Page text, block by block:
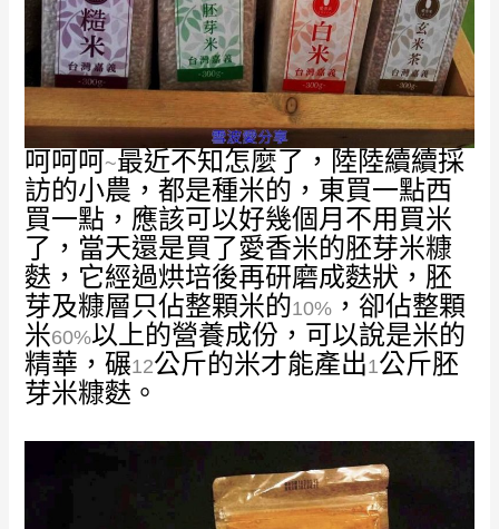
呵呵呵~最近不知怎麼了，陸陸續續採
訪的小農，都是種米的，東買一點西
買一點，應該可以好幾個月不用買米
了，當天還是買了愛香米的胚芽米糠
麩，它經過烘培後再研磨成麩狀，胚
芽及糠層只佔整顆米的10% ，卻佔整顆
米60%以上的營養成份，可以說是米的
精華，碾12公斤的米才能產出1公斤胚
芽米糠麩。